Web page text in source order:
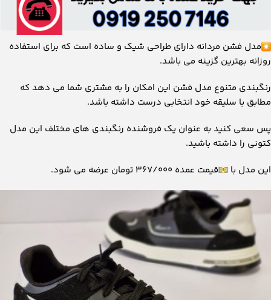
مدل فشن مردانه دارای طراحی شیک و ساده است که برای استفاده
روزانه بهترین گزینه می باشد.
رنگبندی متنوع مدل فشن این امکان را به مشتری شما می دهد که
مطابق با سلیقه خود انتخابی درست داشته باشد.
پس سعی کنید به عنوان یک فروشنده رنگبندی های مختلف این مدل
کتونی را داشته باشید.
این مدل با
قیمت عمده ۳۶۷/۰۰۰ تومان عرضه می شود.